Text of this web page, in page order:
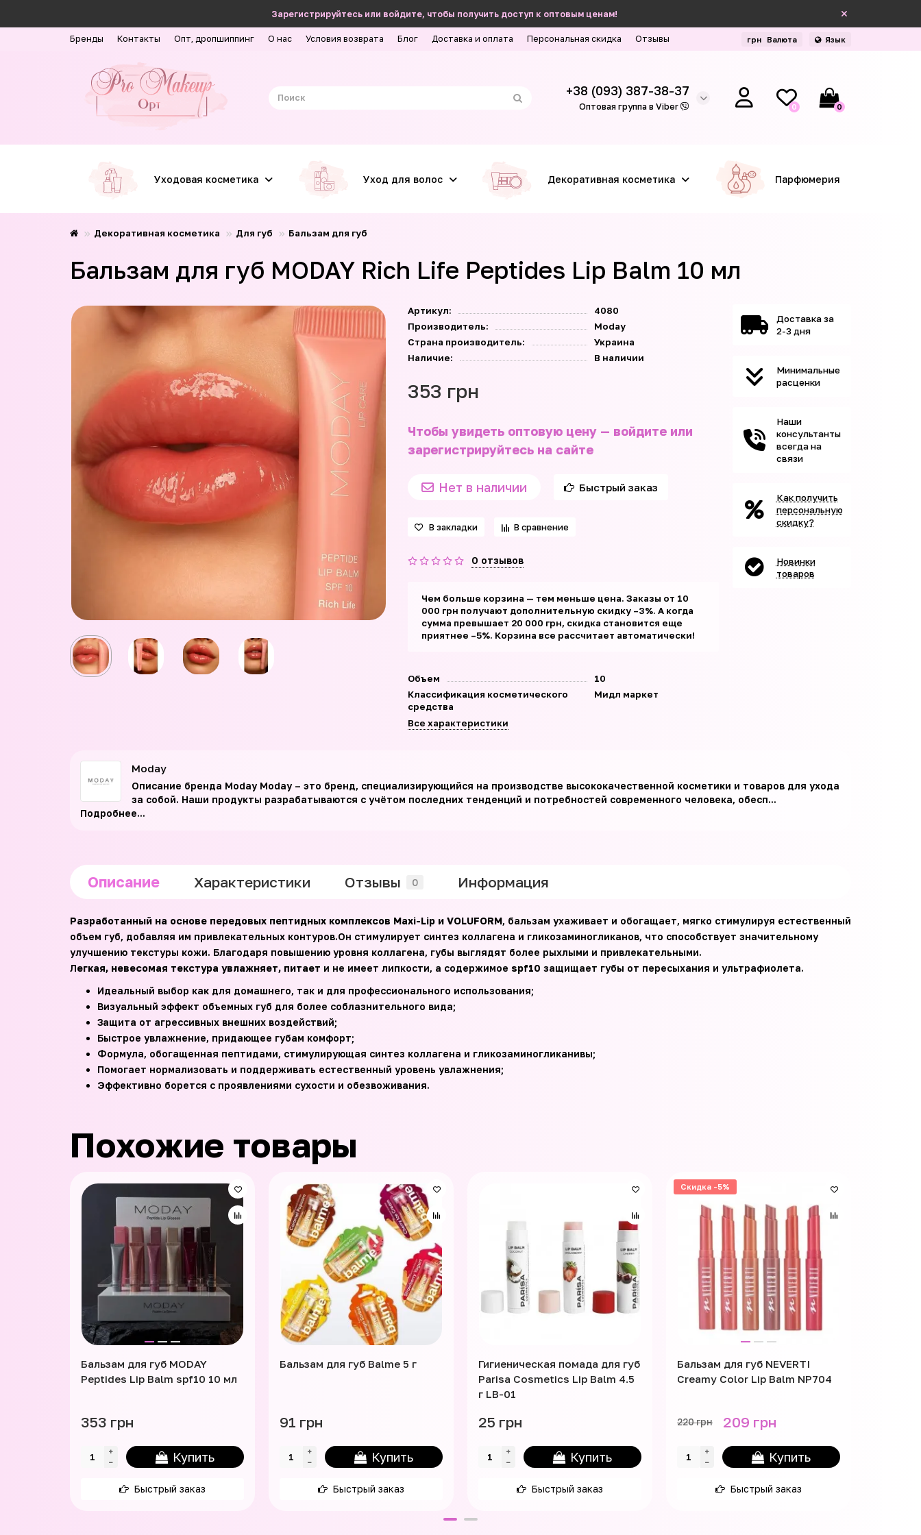
Зарегистрируйтесь или войдите, чтобы получить доступ к оптовым ценам!
Бренды Контакты Опт, дропшиппинг О нас Условия возврата Блог Доставка и оплата Персональная скидка Отзывы грн Валюта Язык
+38 (093) 387-38-37
Оптовая группа в Viber 0 0
Уходовая косметика Уход для волос Декоративная косметика Парфюмерия
Декоративная косметика Для губ Бальзам для губ
Бальзам для губ MODAY Rich Life Peptides Lip Balm 10 мл
Артикул:
4080
Производитель:
Moday
Страна производитель:
Украина
Наличие:
В наличии
353 грн
Чтобы увидеть оптовую цену — войдите или
зарегистрируйтесь на сайте
Нет в наличии Быстрый заказ
В закладки В сравнение
0 отзывов
Чем больше корзина — тем меньше цена. Заказы от 10
000 грн получают дополнительную скидку –3%. А когда
сумма превышает 20 000 грн, скидка становится еще
приятнее –5%. Корзина все рассчитает автоматически!
Объем
10
Классификация косметического
средства
Мидл маркет
Все характеристики
Доставка за
2-3 дня
Минимальные
расценки
Наши
консультанты
всегда на
связи
Как получить
персональную
скидку?
Новинки
товаров
Moday
Описание бренда Moday Moday – это бренд, специализирующийся на производстве высококачественной косметики и товаров для ухода
за собой. Наши продукты разрабатываются с учётом последних тенденций и потребностей современного человека, обесп...
Подробнее...
Описание Характеристики Отзывы 0 Информация
Разработанный на основе передовых пептидных комплексов Maxi-Lip и VOLUFORM, бальзам ухаживает и обогащает, мягко стимулируя естественный
объем губ, добавляя им привлекательных контуров.Он стимулирует синтез коллагена и гликозаминогликанов, что способствует значительному
улучшению текстуры кожи. Благодаря повышению уровня коллагена, губы выглядят более рыхлыми и привлекательными.
Легкая, невесомая текстура увлажняет, питает и не имеет липкости, а содержимое spf10 защищает губы от пересыхания и ультрафиолета.
Идеальный выбор как для домашнего, так и для профессионального использования;
Визуальный эффект объемных губ для более соблазнительного вида;
Защита от агрессивных внешних воздействий;
Быстрое увлажнение, придающее губам комфорт;
Формула, обогащенная пептидами, стимулирующая синтез коллагена и гликозаминогликанивы;
Помогает нормализовать и поддерживать естественный уровень увлажнения;
Эффективно борется с проявлениями сухости и обезвоживания.
Похожие товары
Бальзам для губ MODAY
Peptides Lip Balm spf10 10 мл
353 грн
Купить
Быстрый заказ
Бальзам для губ Balme 5 г
91 грн
Купить
Быстрый заказ
Гигиеническая помада для губ
Parisa Cosmetics Lip Balm 4.5
г LB-01
25 грн
Купить
Быстрый заказ
Скидка -5%
Бальзам для губ NEVERTI
Creamy Color Lip Balm NP704
220 грн 209 грн
Купить
Быстрый заказ